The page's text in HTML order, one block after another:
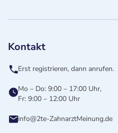
Kontakt
Erst registrieren, dann anrufen.
Mo – Do: 9:00 – 17:00 Uhr,
Fr: 9:00 – 12:00 Uhr
info@2te-ZahnarztMeinung.de